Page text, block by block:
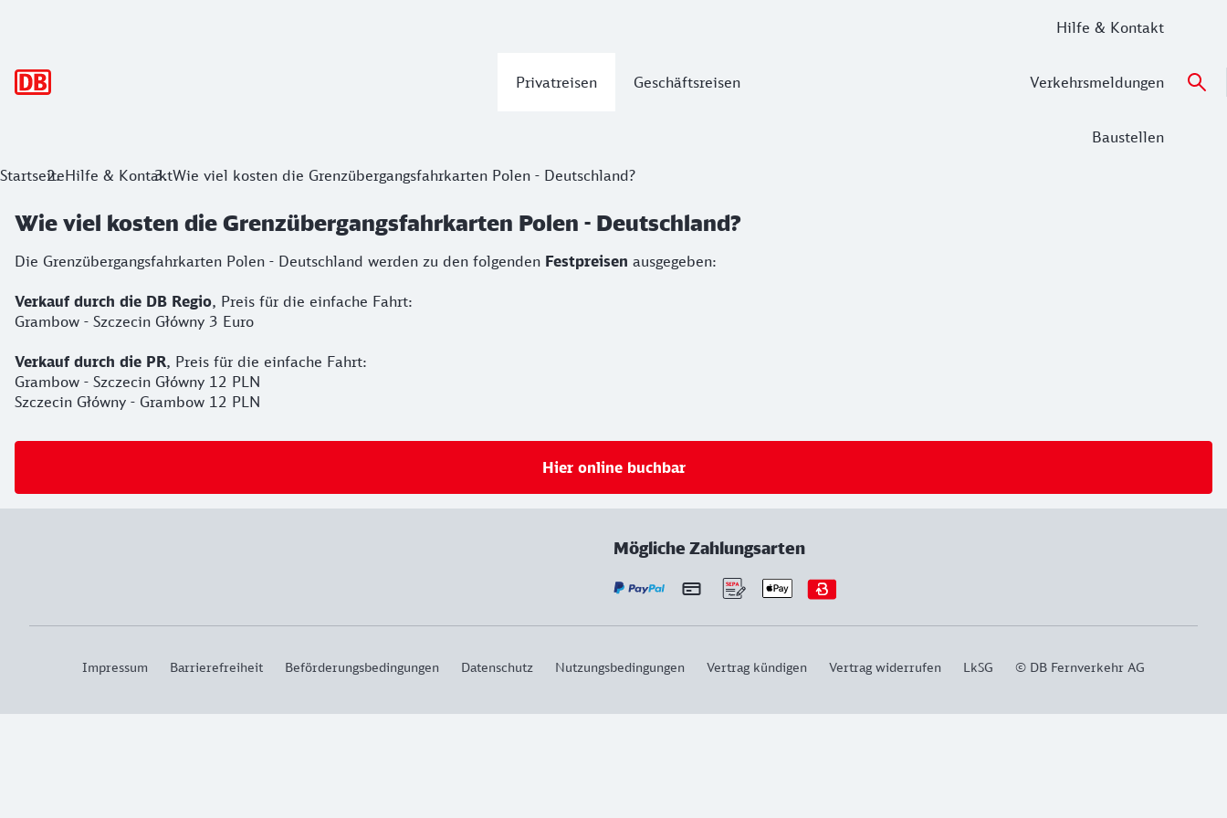
Privatreisen Geschäftsreisen
Hilfe & Kontakt
Verkehrsmeldungen
Baustellen
StartseiteHilfe & KontaktWie viel kosten die Grenzübergangsfahrkarten Polen - Deutschland?
Wie viel kosten die Grenzübergangsfahrkarten Polen - Deutschland?
Die Grenzübergangsfahrkarten Polen - Deutschland werden zu den folgenden Festpreisen ausgegeben:
Verkauf durch die DB Regio, Preis für die einfache Fahrt:
Grambow - Szczecin Główny 3 Euro
Verkauf durch die PR, Preis für die einfache Fahrt:
Grambow - Szczecin Główny 12 PLN
Szczecin Główny - Grambow 12 PLN
Hier online buchbar
Mögliche Zahlungsarten
Impressum Barrierefreiheit Beförderungsbedingungen Datenschutz Nutzungsbedingungen Vertrag kündigen Vertrag widerrufen LkSG © DB Fernverkehr AG